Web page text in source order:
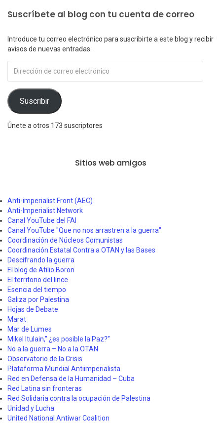
Suscríbete al blog con tu cuenta de correo
Introduce tu correo electrónico para suscribirte a este blog y recibir
avisos de nuevas entradas.
de
electrónico
Suscribir
Únete a otros 173 suscriptores
Sitios web amigos
Anti-imperialist Front (AEC)
Anti-Imperialist Network
Canal YouTube del FAI
Canal YouTube "Que no nos arrastren a la guerra"
Coordinación de Núcleos Comunistas
Coordinación Estatal Contra a OTAN y las Bases
Descifrando la guerra
El blog de Atilio Boron
El territorio del lince
Esencia del tiempo
Galiza por Palestina
Hojas de Debate
Marat
Mar de Lumes
Mikel Itulain,” ¿es posible la Paz?”
No a la guerra – No a la OTAN
Observatorio de la Crisis
Plataforma Mundial Antiimperialista
Red en Defensa de la Humanidad – Cuba
Red Latina sin fronteras
Red Solidaria contra la ocupación de Palestina
Unidad y Lucha
United National Antiwar Coalition